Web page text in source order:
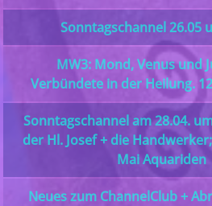
Sonntagschannel 26.05
MW3: Mond, Venus und
Verbündete in der Heilung.
Sonntagschannel am 28.04.
der Hl. Josef + die
Mai Aquariden
Neues zum ChannelClub +